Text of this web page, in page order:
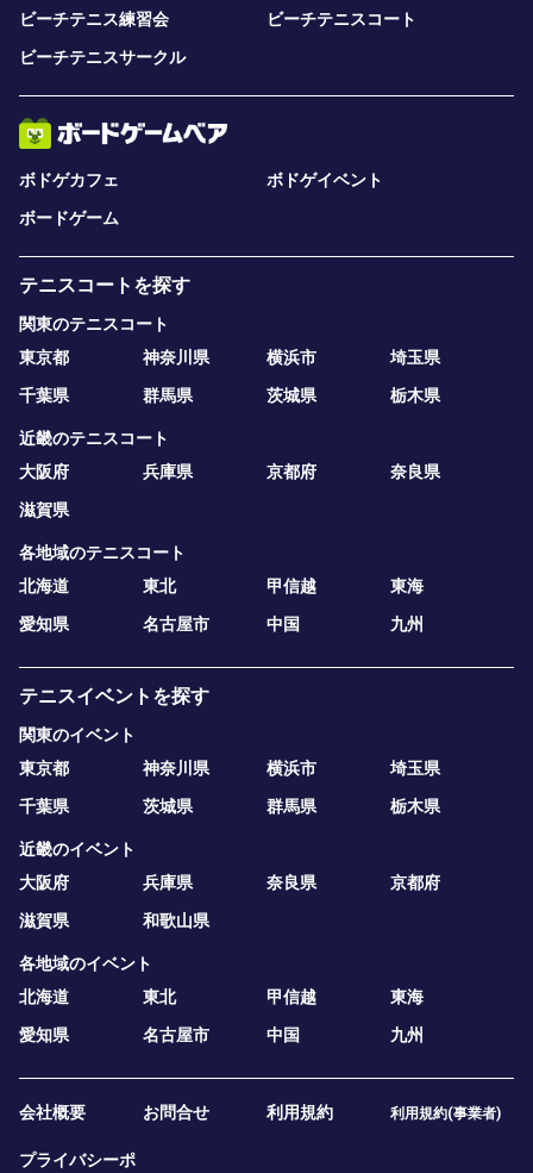
ビーチテニス練習会
ビーチテニスコート
ビーチテニスサークル
ボドゲカフェ
ボドゲイベント
ボードゲーム
テニスコートを探す
関東のテニスコート
東京都
神奈川県 横浜市
埼玉県
千葉県
群馬県 茨城県 栃木県
近畿のテニスコート
大阪府
兵庫県 京都府
奈良県
滋賀県
各地域のテニスコート
北海道
東北 甲信越
東海
愛知県
名古屋市 中国 九州
テニスイベントを探す
関東のイベント
東京都
神奈川県 横浜市
埼玉県
千葉県
茨城県 群馬県 栃木県
近畿のイベント
大阪府
兵庫県 奈良県
京都府
滋賀県
和歌山県
各地域のイベント
北海道
東北 甲信越
東海
愛知県
名古屋市 中国 九州
会社概要 お問合せ 利用規約 利用規約(事業者)
プライバシーポ